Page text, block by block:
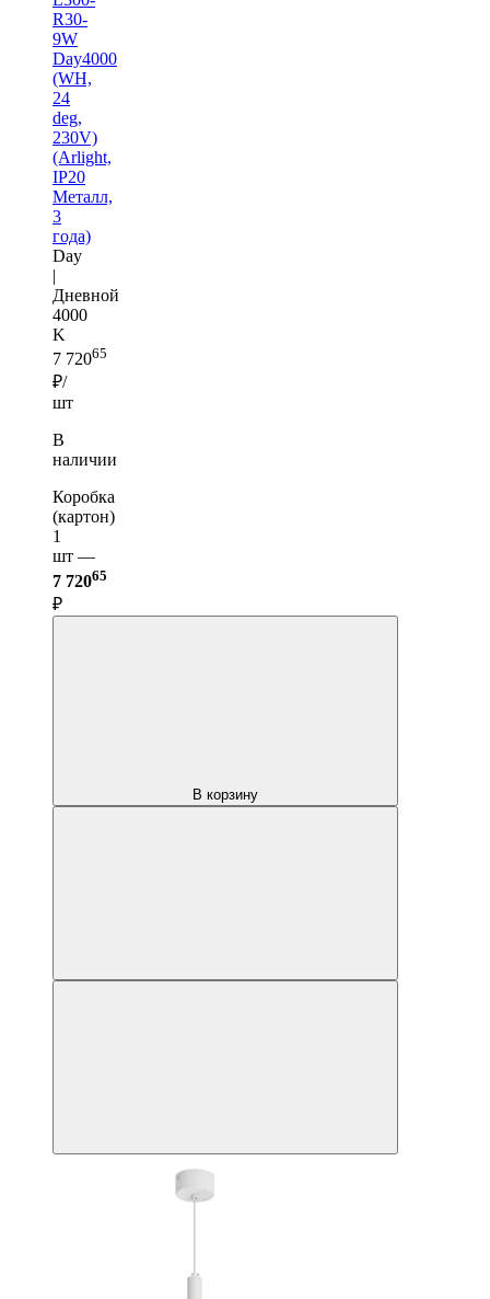
R30-
9W
Day4000
(WH,
24
deg,
230V)
(Arlight,
IP20
Металл,
3
года)
Day
|
Дневной
4000
K
7 72065
₽/
шт
В
наличии
Коробка
(картон)
1
шт —
7 72065
₽
В корзину